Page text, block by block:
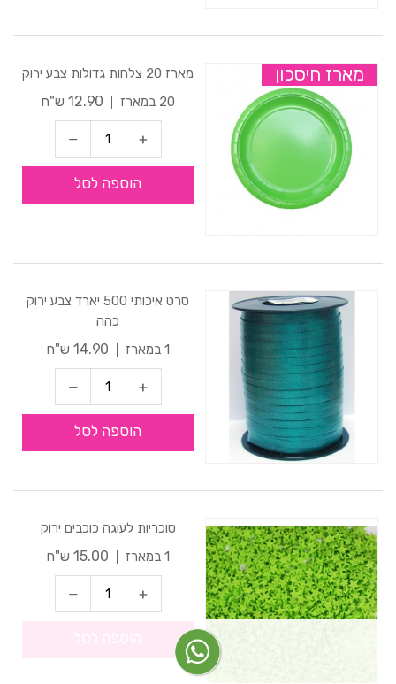
מארז חיסכון
מארז 20 צלחות גדולות צבע ירוק
20 במארז
12.90 ש"ח
הוספה לסל
סרט איכותי 500 יארד צבע ירוק
כהה
1 במארז
14.90 ש"ח
הוספה לסל
סוכריות לעוגה כוכבים ירוק
1 במארז
15.00 ש"ח